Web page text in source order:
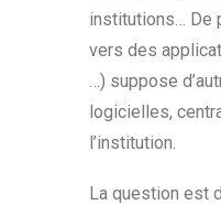
institutions… De
vers des
…) suppose
logicielles,
l’institution.
La question est